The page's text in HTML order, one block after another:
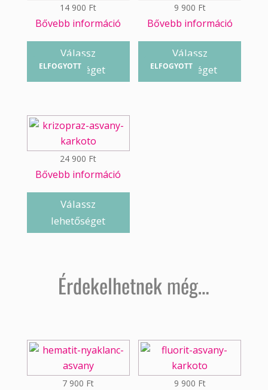
ELFOGYOTT
14 900 Ft
Bővebb információ
Válassz
lehetőséget
ELFOGYOTT
9 900 Ft
Bővebb információ
Válassz
lehetőséget
24 900 Ft
Bővebb információ
Válassz
lehetőséget
Érdekelhetnek még…
7 900 Ft 9 900 Ft